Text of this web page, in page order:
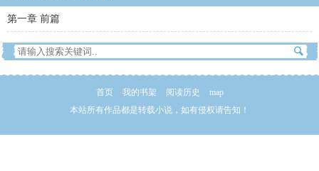
第一章 前篇
首页 我的书架 阅读历史
map
本站所有作品都是转载小说，如有侵权请告知！